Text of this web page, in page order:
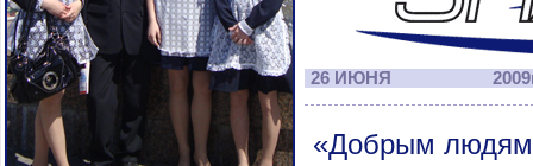
26 ИЮНЯ
«Добрым людям